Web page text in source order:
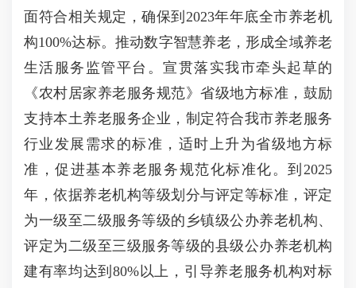
面符合相关规定，确保到2023年年底全市养老机
构100%达标。推动数字智慧养老，形成全域养老
生活服务监管平台。宣贯落实我市牵头起草的
《农村居家养老服务规范》省级地方标准，鼓励
支持本土养老服务企业，制定符合我市养老服务
行业发展需求的标准，适时上升为省级地方标
准，促进基本养老服务规范化标准化。到2025
年，依据养老机构等级划分与评定等标准，评定
为一级至二级服务等级的乡镇级公办养老机构、
评定为二级至三级服务等级的县级公办养老机构
建有率均达到80%以上，引导养老服务机构对标